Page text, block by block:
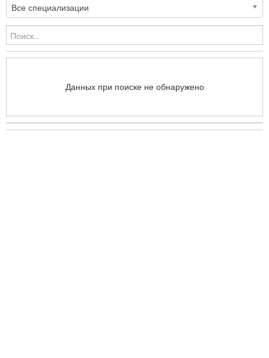
Все специализации
Данных при поиске не обнаружено